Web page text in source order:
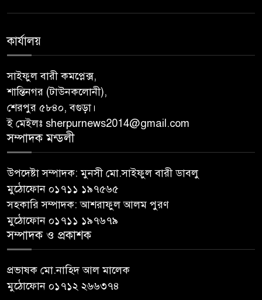
কার্যালয়
সাইফুল বারী কমপ্লেক্স,
শান্তিনগর (টাউনকলোনী),
শেরপুর ৫৮৪০, বগুড়া।
ই মেইলঃ sherpurnews2014@gmail.com
সম্পাদক মন্ডলী
উপদেষ্টা সম্পাদক: মুনসী মো.সাইফুল বারী ডাবলু
মুঠোফোন ০১৭১১ ১৯৭৫৬৫
সহকারি সম্পাদক: আশরাফুল আলম পুরণ
মুঠোফোন ০১৭১১ ১৯৭৬৭৯
সম্পাদক ও প্রকাশক
প্রভাষক মো.নাহিদ আল মালেক
মুঠোফোন ০১৭১২ ২৬৬৩৭৪